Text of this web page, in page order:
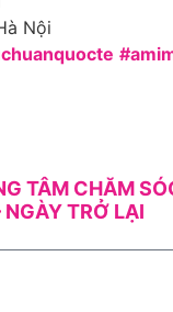
Nội
TÂM CHĂM
NGÀY TRỞ LẠI